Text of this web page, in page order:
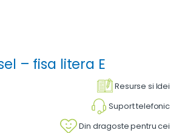
– fisa litera E
Resurse si Idei
Suport telefonic
Din dragoste pentru cei